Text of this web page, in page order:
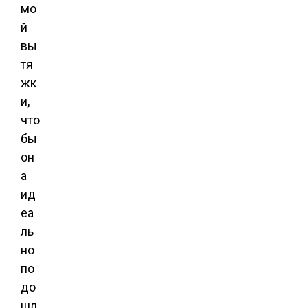
мо
й
вы
тя
жк
и,
что
бы
он
а
ид
еа
ль
но
по
до